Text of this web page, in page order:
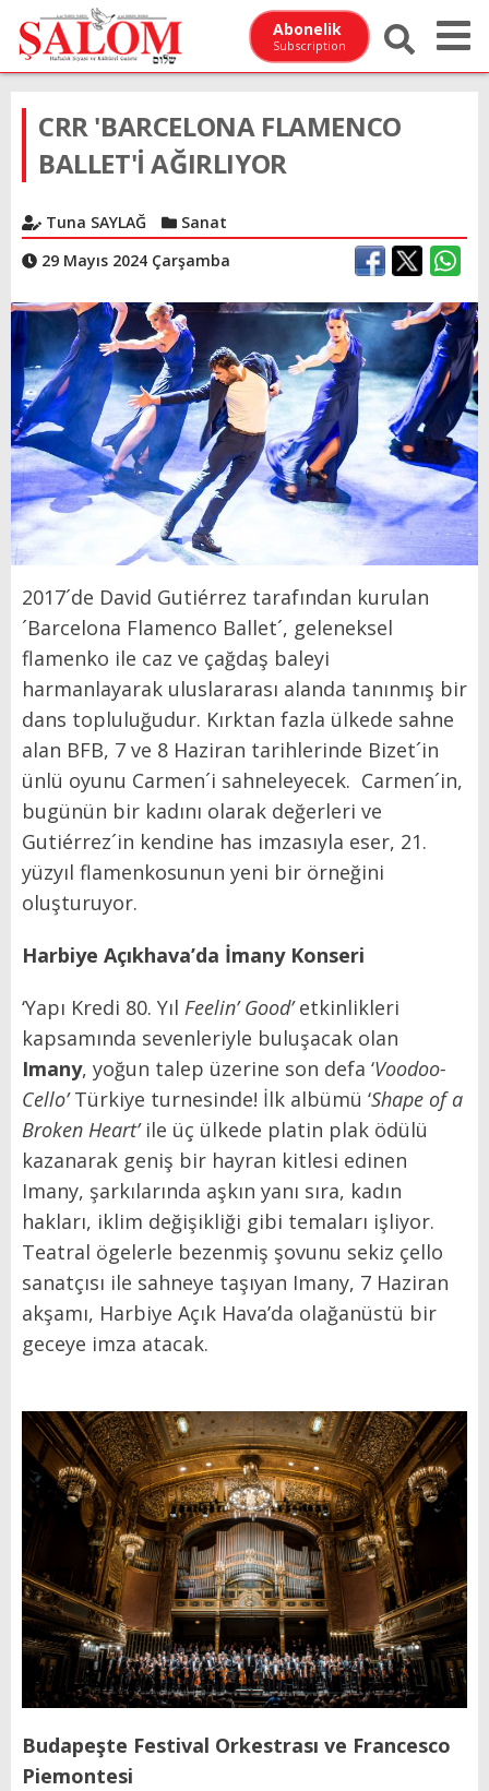
Abonelik
Subscription
CRR 'BARCELONA FLAMENCO
BALLET'İ AĞIRLIYOR
Tuna SAYLAĞ
Sanat
29 Mayıs 2024 Çarşamba
2017´de David Gutiérrez tarafından kurulan
´Barcelona Flamenco Ballet´, geleneksel
flamenko ile caz ve çağdaş baleyi
harmanlayarak uluslararası alanda tanınmış bir
dans topluluğudur. Kırktan fazla ülkede sahne
alan BFB, 7 ve 8 Haziran tarihlerinde Bizet´in
ünlü oyunu Carmen´i sahneleyecek. Carmen´in,
bugünün bir kadını olarak değerleri ve
Gutiérrez´in kendine has imzasıyla eser, 21.
yüzyıl flamenkosunun yeni bir örneğini
oluşturuyor.
Harbiye Açıkhava’da İmany Konseri
‘Yapı Kredi 80. Yıl Feelin’ Good’etkinlikleri
kapsamında sevenleriyle buluşacak olan
Imany, yoğun talep üzerine son defa ‘Voodoo-
Cello’Türkiye turnesinde! İlk albümü ‘Shape of a
Broken Heart’ile üç ülkede platin plak ödülü
kazanarak geniş bir hayran kitlesi edinen
Imany, şarkılarında aşkın yanı sıra, kadın
hakları, iklim değişikliği gibi temaları işliyor.
Teatral ögelerle bezenmiş şovunu sekiz çello
sanatçısı ile sahneye taşıyan Imany, 7 Haziran
akşamı, Harbiye Açık Hava’da olağanüstü bir
geceye imza atacak.
Budapeşte Festival Orkestrası ve Francesco
Piemontesi